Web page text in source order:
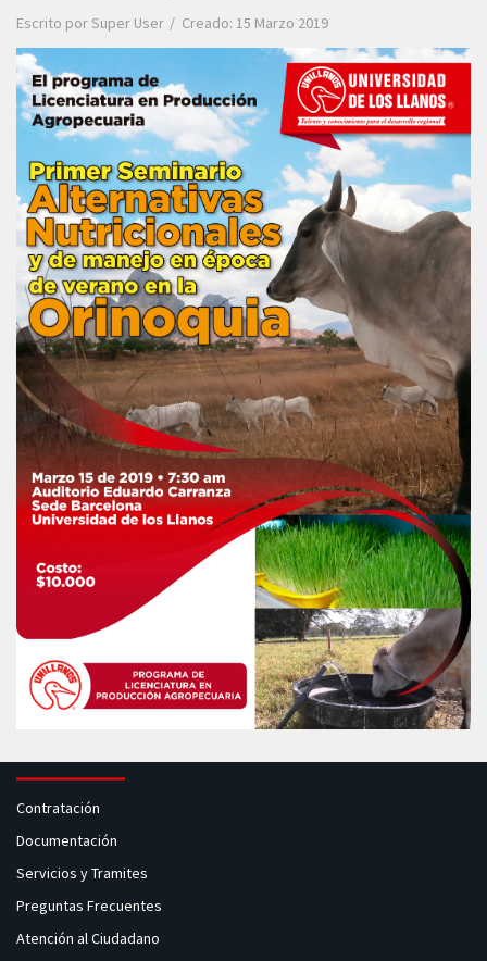
Escrito porSuper User Creado: 15 Marzo 2019
Contratación
Documentación
Servicios y Tramites
Preguntas Frecuentes
Atención al Ciudadano